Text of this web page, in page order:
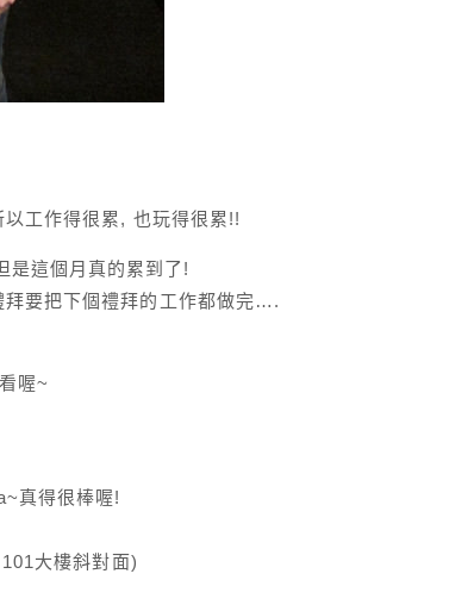
工作得很累, 也玩得很累!!
是這個月真的累到了!
拜要把下個禮拜的工作都做完….
喔~
真得很棒喔!
大樓斜對面)